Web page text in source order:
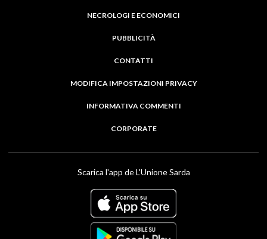
NECROLOGI E ECONOMICI
PUBBLICITÀ
CONTATTI
MODIFICA IMPOSTAZIONI PRIVACY
INFORMATIVA COMMENTI
CORPORATE
Scarica l'app de L'Unione Sarda